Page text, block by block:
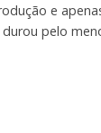
e
pelo